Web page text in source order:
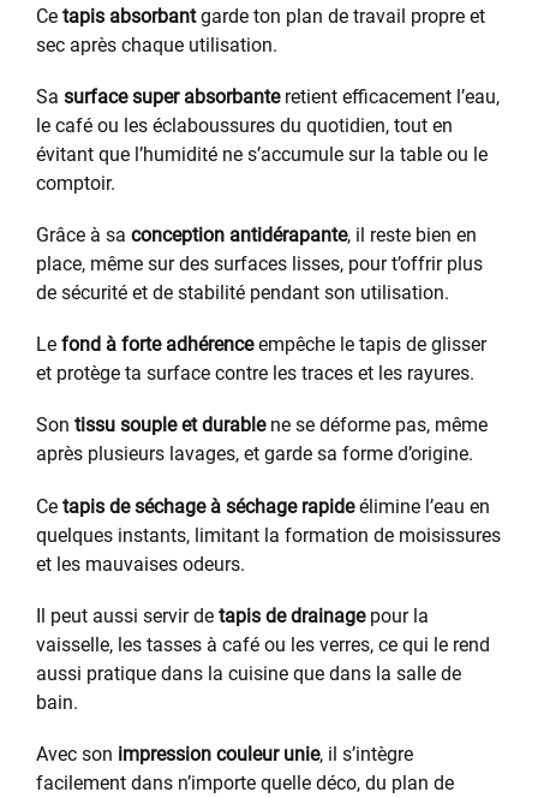
Ce tapis absorbantgarde ton plan de travail propre et
sec après chaque utilisation.
Sa surface super absorbanteretient efficacement l’eau,
le café ou les éclaboussures du quotidien, tout en
évitant que l’humidité ne s’accumule sur la table ou le
comptoir.
Grâce à sa conception antidérapante, il reste bien en
place, même sur des surfaces lisses, pour t’offrir plus
de sécurité et de stabilité pendant son utilisation.
Le fond à forte adhérenceempêche le tapis de glisser
et protège ta surface contre les traces et les rayures.
Son tissu souple et durablene se déforme pas, même
après plusieurs lavages, et garde sa forme d’origine.
Ce tapis de séchage à séchage rapideélimine l’eau en
quelques instants, limitant la formation de moisissures
et les mauvaises odeurs.
Il peut aussi servir de tapis de drainagepour la
vaisselle, les tasses à café ou les verres, ce qui le rend
aussi pratique dans la cuisine que dans la salle de
bain.
Avec son impression couleur unie, il s’intègre
facilement dans n’importe quelle déco, du plan de